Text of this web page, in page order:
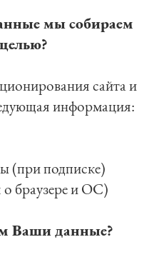
мы собираем
информация:
(при подписке)
браузере и ОС)
Ваши данные?